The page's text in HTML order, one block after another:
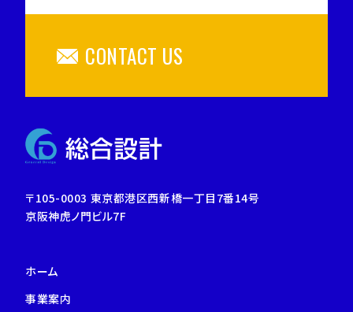
CONTACT US
〒105-0003 東京都港区西新橋一丁目7番14号
京阪神虎ノ門ビル7F
ホーム
事業案内